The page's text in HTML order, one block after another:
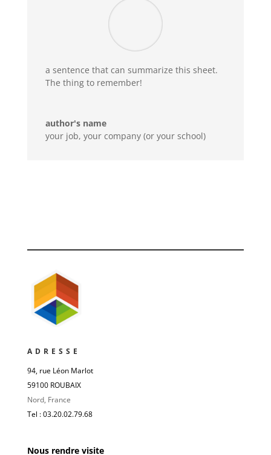
a sentence that can summarize this sheet.
The thing to remember!
author's name
your job, your company (or your school)
ADRESSE
94, rue Léon Marlot
59100 ROUBAIX
Nord, France
Tel : 03.20.02.79.68
Nous rendre visite